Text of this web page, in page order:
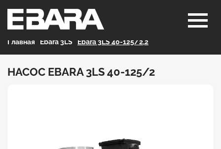
Главная Ebara 3LS Ebara 3LS 40-125/2,2
НАСОС EBARA 3LS 40-125/2